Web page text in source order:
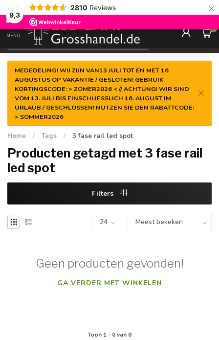
9,3
2810 Reviews ×
Gegarandeerde delaagste prijs
MENU
0
MEDEDELING! WIJ ZIJN VAN13 JULI TOT EN MET 16
AUGUSTUS OP VAKANTIE / GESLOTEN! GEBRUIK
KORTINGSCODE: > ZOMER2026 < // ACHTUNG! WIR SIND
VOM 13. JULI BIS EINSCHLIESSLICH 16. AUGUST IM
URLAUB / GESCHLOSSEN! NUTZEN SIE DEN RABATTCODE:
> SOMMER2026
Home / Tags / 3 fase rail led spot
Producten getagd met 3 fase rail
led spot
Filters
Geen producten gevonden!
GA VERDER MET WINKELEN
Toon 1- 0van 0